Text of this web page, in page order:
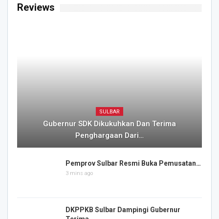
Reviews
SULBAR
Gubernur SDK Dikukuhkan Dan Terima
Penghargaan Dari…
Pemprov Sulbar Resmi Buka Pemusatan…
3 mins ago
DKPPKB Sulbar Dampingi Gubernur